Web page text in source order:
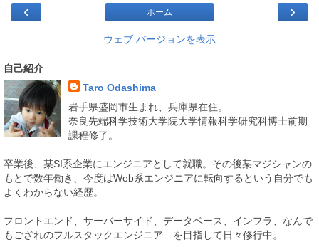
‹ ›
ホーム
ウェブ バージョンを表示
自己紹介
Taro Odashima
岩手県盛岡市生まれ、兵庫県在住。
奈良先端科学技術大学院大学情報科学研究科博士前期
課程修了。
卒業後、某SI系企業にエンジニアとして就職。その後某マジシャンの
もとで数年働き、今度はWeb系エンジニアに転向するという自分でも
よくわからない経歴。
フロントエンド、サーバーサイド、データベース、インフラ、なんで
もござれのフルスタックエンジニア…を目指して日々修行中。